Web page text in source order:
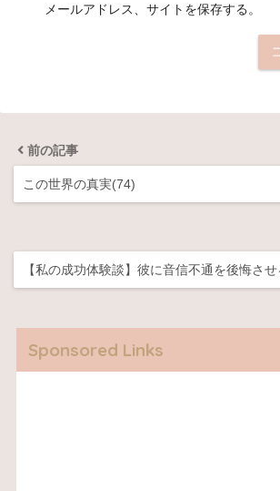
メールアドレス、サイトを保存する。
前の記事
この世界の真実(74)
【私の成功体験談】彼に音信不通を後悔さ
Sponsored Links